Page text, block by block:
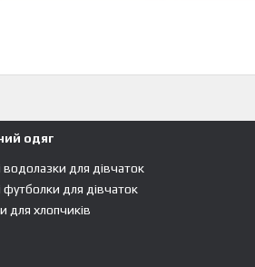
одяг
водолазки для дівчаток
футболки для дівчаток
для хлопчиків